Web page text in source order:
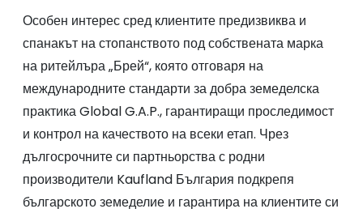
Особен интерес сред клиентите предизвиква и
спанакът на стопанството под собствената марка
на ритейлъра „Брей“, която отговаря на
международните стандарти за добра земеделска
практика Global G.A.P., гарантиращи проследимост
и контрол на качеството на всеки етап. Чрез
дългосрочните си партньорства с родни
производители Kaufland България подкрепя
българското земеделие и гарантира на клиентите си